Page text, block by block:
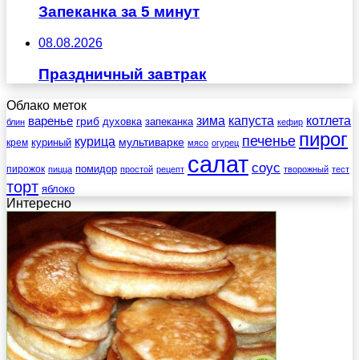
Запеканка за 5 минут
08.08.2026
Праздничный завтрак
Облако меток
блин варенье гриб духовка запеканка зима капуста кефир котлета
крем куриный курица мультиварке мясо огурец печенье пирог
пирожок пицца помидор простой рецепт салат соус творожный тест
торт яблоко
Интересно